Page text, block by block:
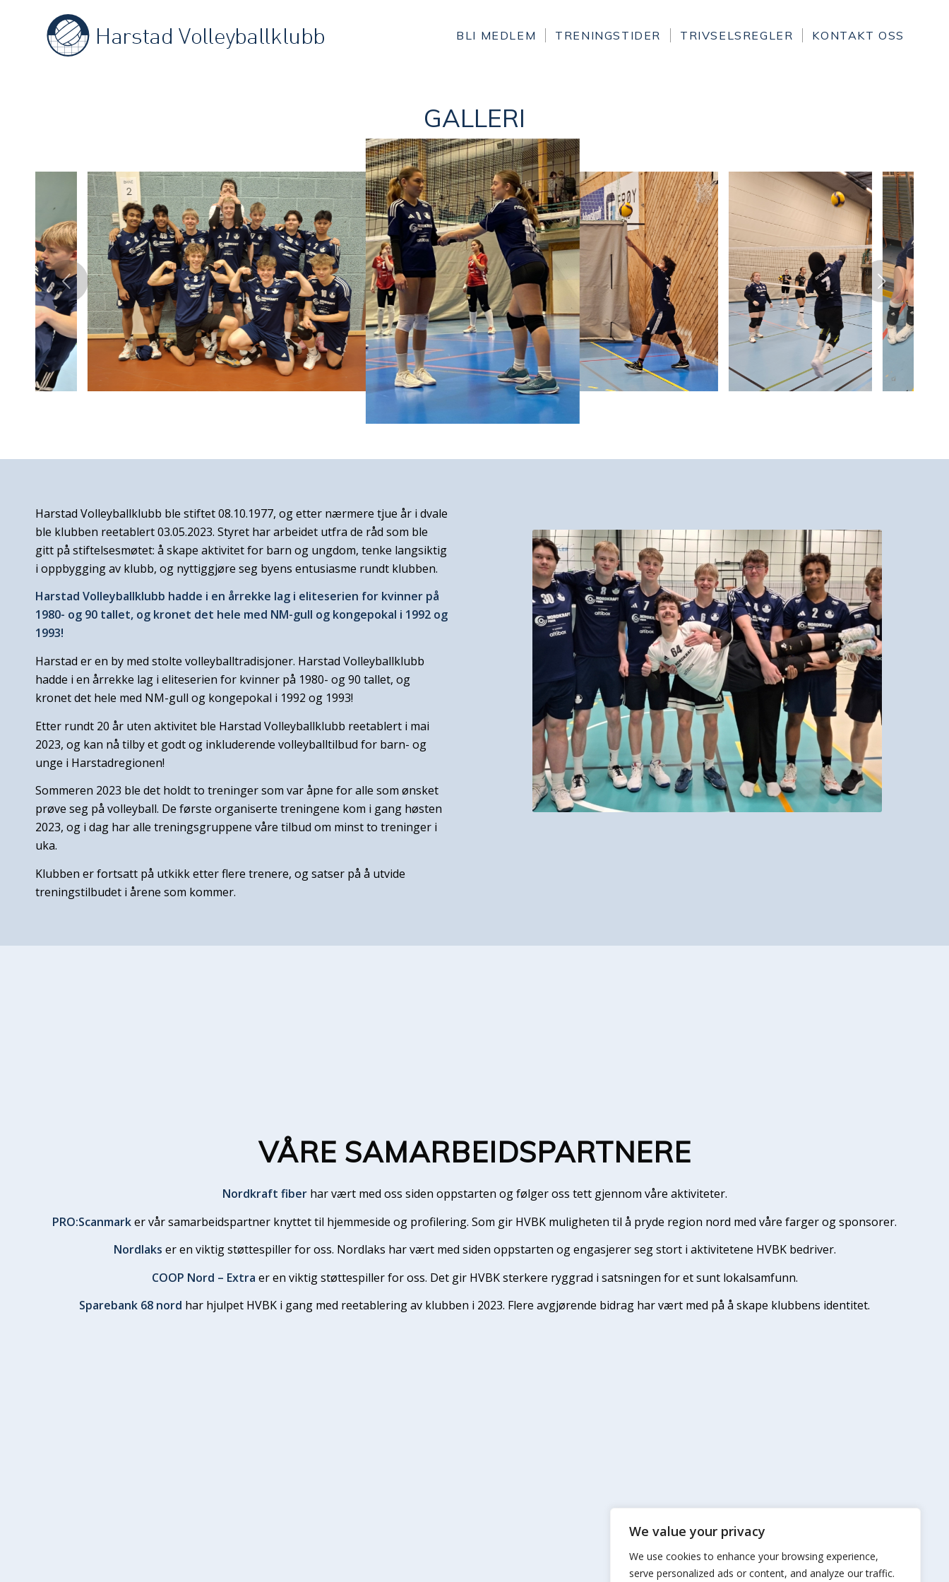
We value your privacy
We use cookies to enhance your browsing experience,
serve personalized ads or content, and analyze our traffic.
BLI MEDLEM TRENINGSTIDER TRIVSELSREGLER KONTAKT OSS
GALLERI
Next
Harstad Volleyballklubb ble stiftet 08.10.1977, og etter nærmere tjue år i dvale
ble klubben reetablert 03.05.2023. Styret har arbeidet utfra de råd som ble
gitt på stiftelsesmøtet: å skape aktivitet for barn og ungdom, tenke langsiktig
i oppbygging av klubb, og nyttiggjøre seg byens entusiasme rundt klubben.
Harstad Volleyballklubb hadde i en årrekke lag i eliteserien for kvinner på
1980- og 90 tallet, og kronet det hele med NM-gull og kongepokal i 1992 og
1993!
Harstad er en by med stolte volleyballtradisjoner. Harstad Volleyballklubb
hadde i en årrekke lag i eliteserien for kvinner på 1980- og 90 tallet, og
kronet det hele med NM-gull og kongepokal i 1992 og 1993!
Etter rundt 20 år uten aktivitet ble Harstad Volleyballklubb reetablert i mai
2023, og kan nå tilby et godt og inkluderende volleyballtilbud for barn- og
unge i Harstadregionen!
Sommeren 2023 ble det holdt to treninger som var åpne for alle som ønsket
prøve seg på volleyball. De første organiserte treningene kom i gang høsten
2023, og i dag har alle treningsgruppene våre tilbud om minst to treninger i
uka.
Klubben er fortsatt på utkikk etter flere trenere, og satser på å utvide
treningstilbudet i årene som kommer.
VÅRE SAMARBEIDSPARTNERE
Nordkraft fiberhar vært med oss siden oppstarten og følger oss tett gjennom våre aktiviteter.
PRO:Scanmarker vår samarbeidspartner knyttet til hjemmeside og profilering. Som gir HVBK muligheten til å pryde region nord med våre farger og sponsorer.
Nordlaks er en viktig støttespiller for oss. Nordlaks har vært med siden oppstarten og engasjerer seg stort i aktivitetene HVBK bedriver.
COOP Nord – Extra er en viktig støttespiller for oss. Det gir HVBK sterkere ryggrad i satsningen for et sunt lokalsamfunn.
Sparebank 68 nord har hjulpet HVBK i gang med reetablering av klubben i 2023. Flere avgjørende bidrag har vært med på å skape klubbens identitet.